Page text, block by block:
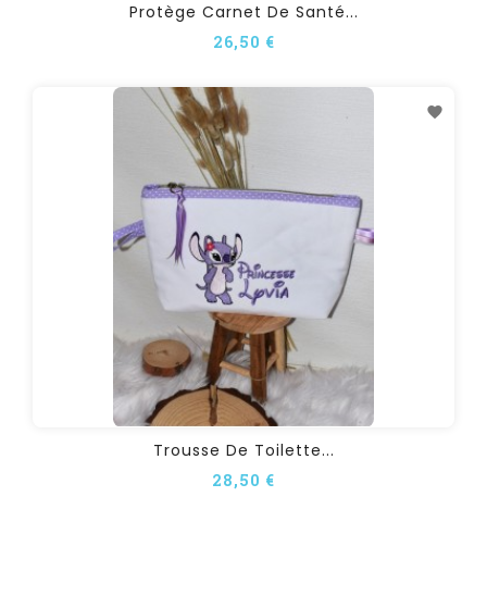
Protège Carnet De Santé...
26,50 €
Trousse De Toilette...
28,50 €